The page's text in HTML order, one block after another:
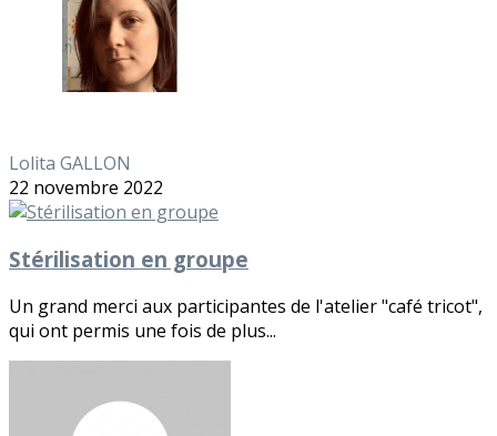
Lolita GALLON
22 novembre 2022
Stérilisation en groupe
Un grand merci aux participantes de l'atelier "café tricot",
qui ont permis une fois de plus...